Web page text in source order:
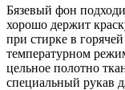
Бязевый фон
хорошо держит
при стирке в
температурном
цельное полотно
специальный рукав